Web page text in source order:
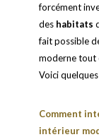
forcément
deshabitats
fait possible
moderne tout
Voici
Comment
intérieur